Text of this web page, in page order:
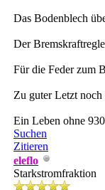
Das Bodenblech
Der
Für die Feder zum
Zu guter Letzt noch
Ein Leben ohne
Suchen
Zitieren
eleflo
Starkstromfraktion